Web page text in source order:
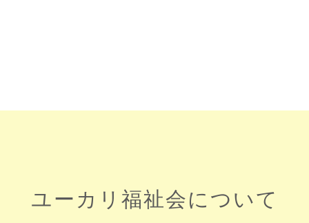
ユーカリ福祉会について